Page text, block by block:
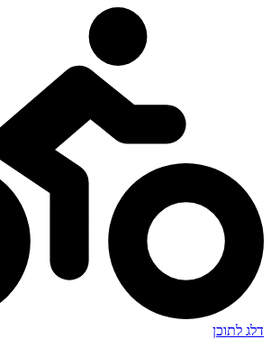
דלג לתוכן